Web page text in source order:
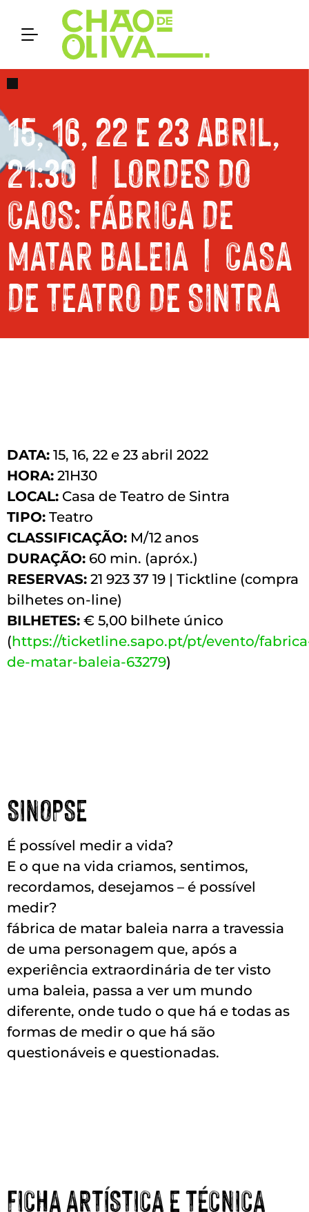
15, 16, 22 E 23 ABRIL,
21:30 | LORDES DO
CAOS: FÁBRICA DE
MATAR BALEIA | CASA
DE TEATRO DE SINTRA
DATA: 15, 16, 22 e 23 abril 2022
HORA: 21H30
LOCAL: Casa de Teatro de Sintra
TIPO: Teatro
CLASSIFICAÇÃO: M/12 anos
DURAÇÃO: 60 min. (apróx.)
RESERVAS: 21 923 37 19 | Ticktline (compra
bilhetes on-line)
BILHETES: € 5,00 bilhete único
(https://ticketline.sapo.pt/pt/evento/
de-matar-baleia-63279)
SINOPSE
É possível medir a vida?
E o que na vida criamos, sentimos,
recordamos, desejamos – é possível
medir?
fábrica de matar baleia narra a travessia
de uma personagem que, após a
experiência extraordinária de ter visto
uma baleia, passa a ver um mundo
diferente, onde tudo o que há e todas as
formas de medir o que há são
questionáveis e questionadas.
FICHA ARTÍSTICA E TÉCNICA